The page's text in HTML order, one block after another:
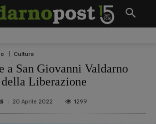
Cultura
a San Giovanni Valdarno
Liberazione
20 Aprile 2022 1299